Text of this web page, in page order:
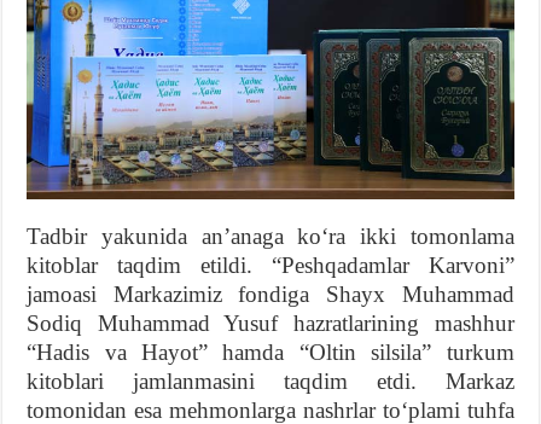
Tadbir yakunida anʼanaga koʻra ikki tomonlama
kitoblar taqdim etildi. “Peshqadamlar Karvoni”
jamoasi Markazimiz fondiga Shayx Muhammad
Sodiq Muhammad Yusuf hazratlarining mashhur
“Hadis va Hayot” hamda “Oltin silsila” turkum
kitoblari jamlanmasini taqdim etdi. Markaz
tomonidan esa mehmonlarga nashrlar toʻplami tuhfa